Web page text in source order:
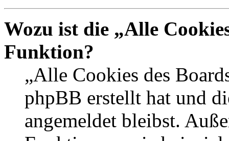
Wozu ist die „Alle
Funktion?
„Alle Cookies des
phpBB erstellt hat und
angemeldet bleibst.